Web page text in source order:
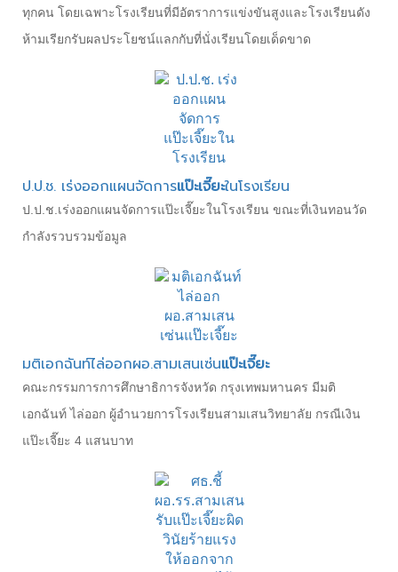
ทุกคน โดยเฉพาะโรงเรียนที่มีอัตราการแข่งขันสูงและโรงเรียนดัง
ห้ามเรียกรับผลประโยชน์แลกกับที่นั่งเรียนโดยเด็ดขาด
ป.ป.ช. เร่งออกแผนจัดการแป๊ะเจี๊ยะในโรงเรียน
ป.ป.ช.เร่งออกแผนจัดการแป๊ะเจี๊ยะในโรงเรียน ขณะที่เงินทอนวัด
กำลังรวบรวมข้อมูล
มติเอกฉันท์ไล่ออกผอ.สามเสนเซ่นแป๊ะเจี๊ยะ
คณะกรรมการการศึกษาธิการจังหวัด กรุงเทพมหานคร มีมติ
เอกฉันท์ ไล่ออก ผู้อำนวยการโรงเรียนสามเสนวิทยาลัย กรณีเงิน
แป๊ะเจี๊ยะ 4 แสนบาท